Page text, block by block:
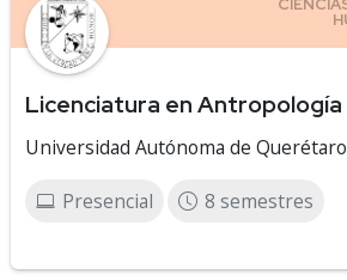
Licenciatura en Antropología
Universidad Autónoma de Querétaro
Presencial 8 semestres